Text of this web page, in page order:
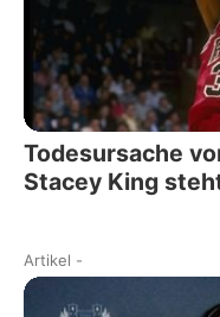
Todesursache
Stacey King
Artikel -